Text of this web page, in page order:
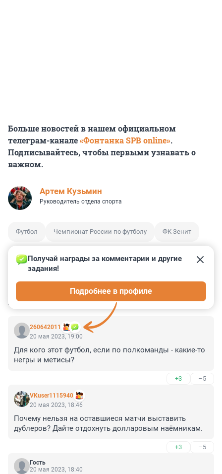
Больше новостей в нашем официальном
телеграм-канале«Фонтанка SPB online».
Подписывайтесь, чтобы первыми узнавать о
важном.
Артем Кузьмин
Руководитель отдела спорта
Футбол Чемпионат России по футболу ФК Зенит
КОММЕНТАРИИ 10
260642011
Получай награды за комментарии и другие
задания!
Подробнее в профиле
20 мая 2023, 19:00
Для кого этот футбол, если по полкоманды - какие-то
негры и метисы?
+3 –5
VKuser1115940
20 мая 2023, 18:46
Почему нельзя на оставшиеся матчи выставить
дублеров? Дайте отдохнуть долларовым наёмникам.
+3 –5
Гость
20 мая 2023, 18:40